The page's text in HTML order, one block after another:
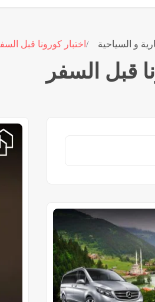
و السياحية اختبار كورونا قبل
قبل السفر